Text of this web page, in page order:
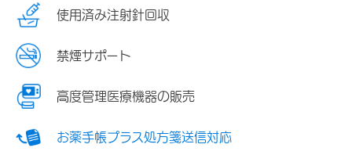
使用済み注射針回収
禁煙サポート
高度管理医療機器の販売
お薬手帳プラス処方箋送信対応